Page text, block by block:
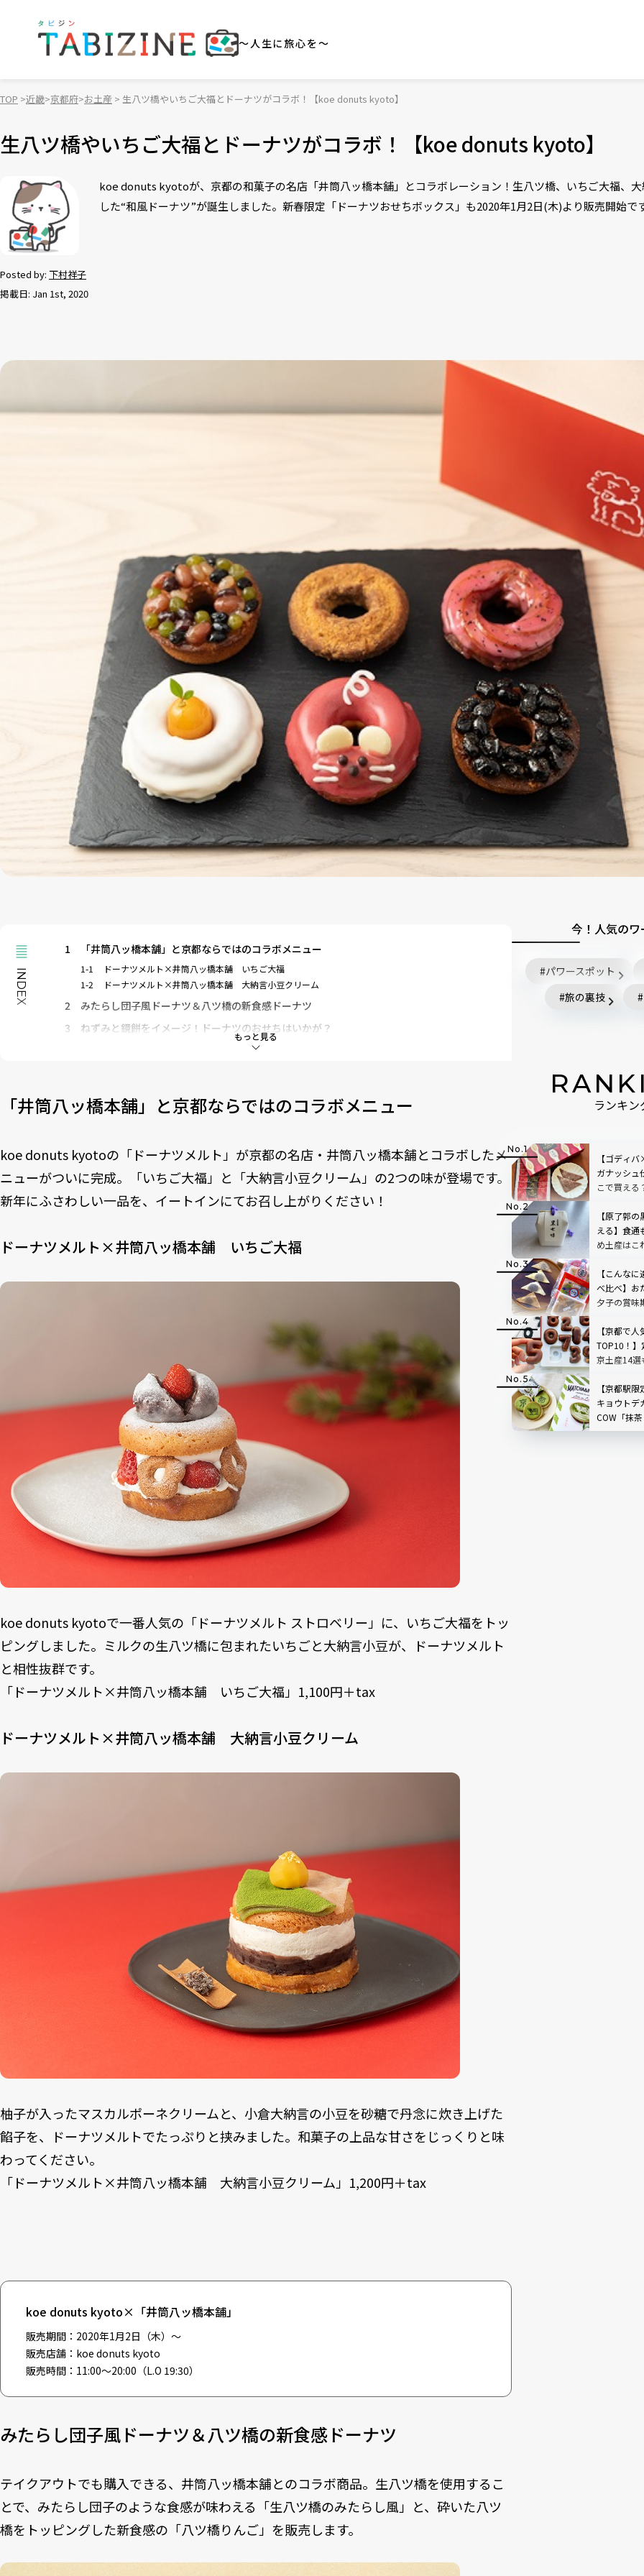
～人生に旅心を～
TOP 近畿 京都府 お土産 生八ツ橋やいちご大福とドーナツがコラボ！【koe donuts kyoto】
生八ツ橋やいちご大福とドーナツがコラボ！【koe donuts kyoto】
Posted by: 下村祥子
掲載日: Jan 1st, 2020
koe donuts kyotoが、京都の和菓子の名店「井筒八ッ橋本舗」とコラボレーション！生八ツ橋、いちご大福、
した“和風ドーナツ”が誕生しました。新春限定「ドーナツおせちボックス」も2020年1月2日(木)より販売開始で
もっと見る
INDEX
1 「井筒八ッ橋本舗」と京都ならではのコラボメニュー
1-1
ドーナツメルト×井筒八ッ橋本舗 いちご大福
1-2
ドーナツメルト×井筒八ッ橋本舗 大納言小豆クリーム
2
みたらし団子風ドーナツ＆八ツ橋の新食感ドーナツ
3
ねずみと鏡餅をイメージ！ドーナツのおせちはいかが？
「井筒八ッ橋本舗」と京都ならではのコラボメニュー
koe donuts kyotoの「ドーナツメルト」が京都の名店・井筒八ッ橋本舗とコラボしたメ
ニューがついに完成。「いちご大福」と「大納言小豆クリーム」の2つの味が登場です。
新年にふさわしい一品を、イートインにてお召し上がりください！
ドーナツメルト×井筒八ッ橋本舗 いちご大福
koe donuts kyotoで一番人気の「ドーナツメルト ストロベリー」に、いちご大福をトッ
ピングしました。ミルクの生八ツ橋に包まれたいちごと大納言小豆が、ドーナツメルト
と相性抜群です。
「ドーナツメルト×井筒八ッ橋本舗 いちご大福」1,100円＋tax
ドーナツメルト×井筒八ッ橋本舗 大納言小豆クリーム
柚子が入ったマスカルポーネクリームと、小倉大納言の小豆を砂糖で丹念に炊き上げた
餡子を、ドーナツメルトでたっぷりと挟みました。和菓子の上品な甘さをじっくりと味
わってください。
「ドーナツメルト×井筒八ッ橋本舗 大納言小豆クリーム」1,200円＋tax
koe donuts kyoto×「井筒八ッ橋本舗」
販売期間：2020年1月2日（木）～
販売店舗：koe donuts kyoto
販売時間：11:00～20:00（L.O 19:30）
みたらし団子風ドーナツ＆八ツ橋の新食感ドーナツ
テイクアウトでも購入できる、井筒八ッ橋本舗とのコラボ商品。生八ツ橋を使用するこ
とで、みたらし団子のような食感が味わえる「生八ツ橋のみたらし風」と、砕いた八ツ
橋をトッピングした新食感の「八ツ橋りんご」を販売します。
今！人気のワ
パワースポット
旅の裏技
ランキン
【ゴディ
ガナッシュ
こで買える
【原了郭
える】食通
め土産はこ
【こんな
べ比べ】お
夕子の賞味
【京都で
TOP10！】
京土産14選
【京都駅
キョウトデ
COW「抹
ャ」実食ル